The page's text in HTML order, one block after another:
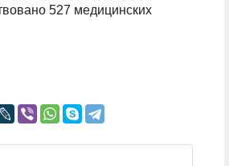
527 медицинских